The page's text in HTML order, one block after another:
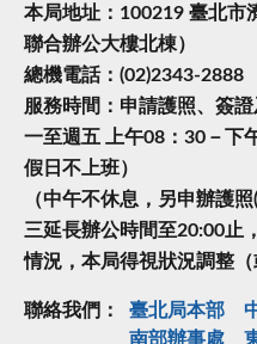
本局地址：100219 臺北市
聯合辦公大樓北棟）
總機電話：(02)2343-2888
服務時間：申請護照、簽
一至週五 上午08：30－下
假日不上班）
（中午不休息，另申辦護
三延長辦公時間至20:00止
情況，本局得視狀況調整（
聯絡我們： 臺北局本部
南部辦事處